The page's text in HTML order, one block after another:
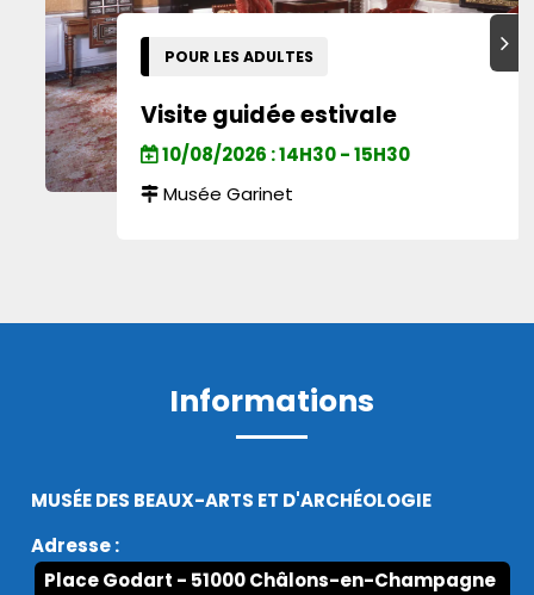
POUR LES ADULTES
Visite guidée estivale
10/08/2026 : 14H30 - 15H30
Musée Garinet
Informations
MUSÉE DES BEAUX-ARTS ET D'ARCHÉOLOGIE
Adresse :
Place Godart - 51000 Châlons-en-Champagne